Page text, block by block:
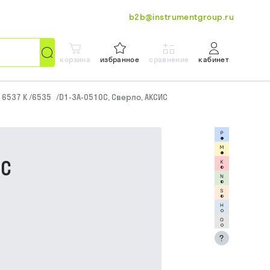
b2b@instrumentgroup.ru
корзина избранное сравнение кабинет
6537 K /6535 /D1-3A-0510C, Сверло, АКСИС
?